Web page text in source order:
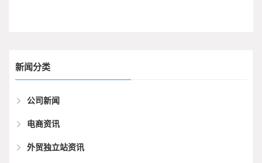
新闻分类
公司新闻
电商资讯
外贸独立站资讯